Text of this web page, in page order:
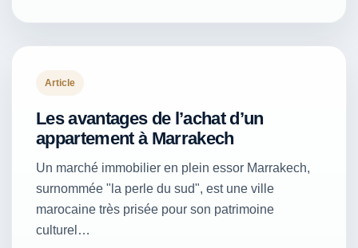
Article
Les avantages de l’achat d’un
appartement à Marrakech
Un marché immobilier en plein essor Marrakech,
surnommée "la perle du sud", est une ville
marocaine très prisée pour son patrimoine
culturel…